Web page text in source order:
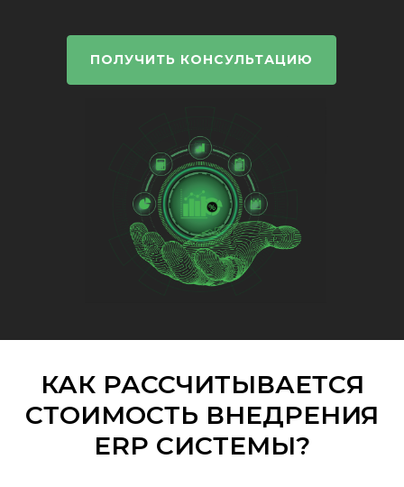
ПОЛУЧИТЬ КОНСУЛЬТАЦИЮ
КАК РАССЧИТЫВАЕТСЯ
СТОИМОСТЬ ВНЕДРЕНИЯ
ERP СИСТЕМЫ?